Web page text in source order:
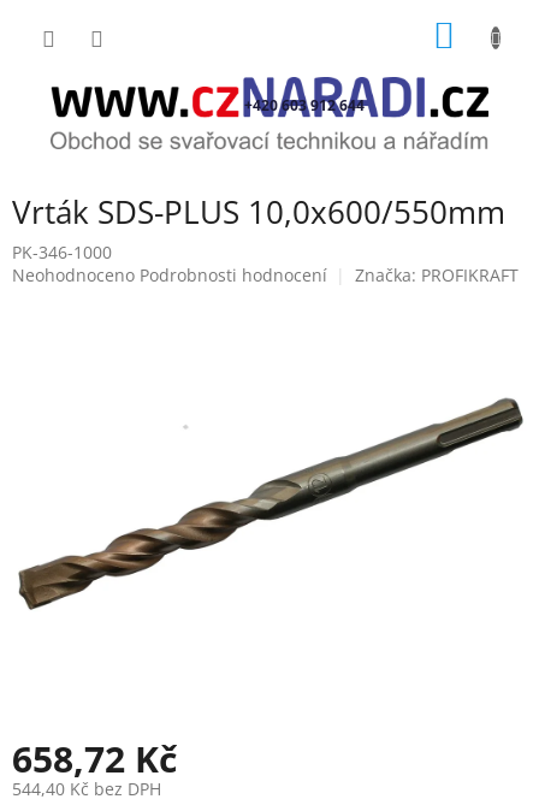
+420 603 912 644
Vrták SDS-PLUS 10,0x600/550mm
PK-346-1000
Průměrné
Neohodnoceno Podrobnosti hodnocení Značka: PROFIKRAFT
658,72 Kč
544,40 Kč bez DPH